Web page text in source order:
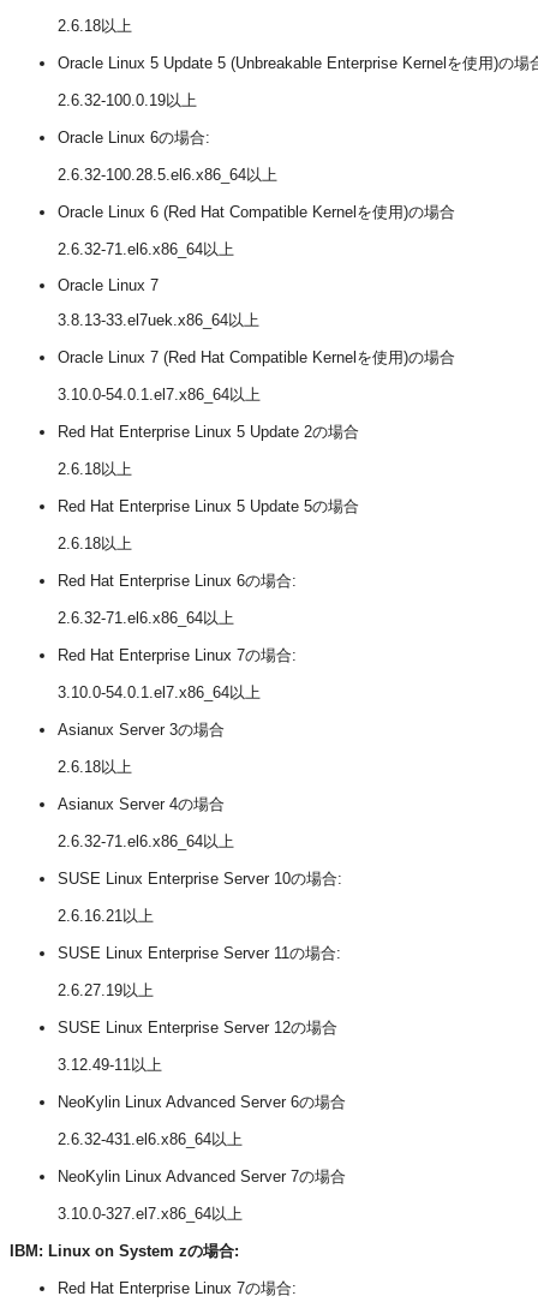
2.6.18以上
Oracle Linux 5 Update 5 (Unbreakable Enterprise Kernelを使用)の場
2.6.32-100.0.19以上
Oracle Linux 6の場合:
2.6.32-100.28.5.el6.x86_64以上
Oracle Linux 6 (Red Hat Compatible Kernelを使用)の場合
2.6.32-71.el6.x86_64以上
Oracle Linux 7
3.8.13-33.el7uek.x86_64以上
Oracle Linux 7 (Red Hat Compatible Kernelを使用)の場合
3.10.0-54.0.1.el7.x86_64以上
Red Hat Enterprise Linux 5 Update 2の場合
2.6.18以上
Red Hat Enterprise Linux 5 Update 5の場合
2.6.18以上
Red Hat Enterprise Linux 6の場合:
2.6.32-71.el6.x86_64以上
Red Hat Enterprise Linux 7の場合:
3.10.0-54.0.1.el7.x86_64以上
Asianux Server 3の場合
2.6.18以上
Asianux Server 4の場合
2.6.32-71.el6.x86_64以上
SUSE Linux Enterprise Server 10の場合:
2.6.16.21以上
SUSE Linux Enterprise Server 11の場合:
2.6.27.19以上
SUSE Linux Enterprise Server 12の場合
3.12.49-11以上
NeoKylin Linux Advanced Server 6の場合
2.6.32-431.el6.x86_64以上
NeoKylin Linux Advanced Server 7の場合
3.10.0-327.el7.x86_64以上
IBM: Linux on System zの場合:
Red Hat Enterprise Linux 7の場合: